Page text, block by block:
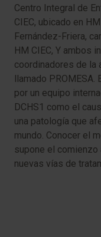
Centro Integral de
CIEC, ubicado en
Fernández-Friera,
HM CIEC, Y ambos
coordinadores de la
llamado PROMESA.
por un equipo
DCHS1 como el
una patología que
mundo. Conocer el
supone el comienzo
nuevas vías de